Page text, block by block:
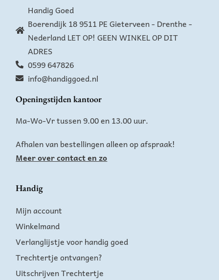
Handig Goed
Boerendijk 18 9511 PE Gieterveen - Drenthe -
Nederland LET OP! GEEN WINKEL OP DIT
ADRES
0599 647826
info@handiggoed.nl
Openingstijden kantoor
Ma-Wo-Vr tussen 9.00 en 13.00 uur.
Afhalen van bestellingen alleen op afspraak!
Meer over contact en zo
Handig
Mijn account
Winkelmand
Verlanglijstje voor handig goed
Trechtertje ontvangen?
Uitschrijven Trechtertje